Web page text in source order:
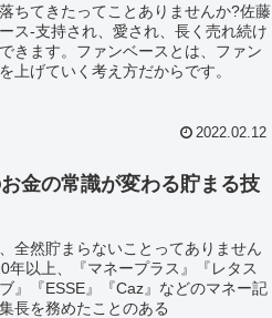
ちてきたってことありませんか?佐藤
ス-支持され、愛され、長く売れ続け
きます。ファンベースとは、ファン
上げていく考え方だからです。
2022.02.12
金の常識が変わる貯まる技
全然貯まらないことってありません
年以上、『マネープラス』『レタス
』『ESSE』『Caz』などのマネー記
長を務めたことのある